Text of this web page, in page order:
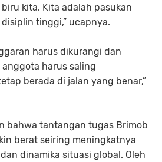
kita. Kita adalah pasukan
tinggi,” ucapnya.
harus dikurangi dan
harus saling
berada di jalan yang benar,”
bahwa tantangan tugas Brimob
berat seiring meningkatnya
dinamika situasi global. Oleh